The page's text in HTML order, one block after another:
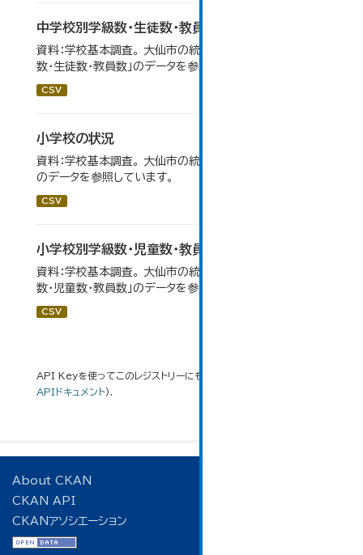
中学校別学級数・生徒数・教員数
資料：学校基本調査。 大仙市の統計「14-6 中学校別学級
数・生徒数・教員数」のデータを参照しています。
CSV
小学校の状況
資料：学校基本調査。 大仙市の統計「14-3 小学校の状況」
のデータを参照しています。
CSV
小学校別学級数・児童数・教員数
資料：学校基本調査。 大仙市の統計「14-4 小学校別学級
数・児童数・教員数」のデータを参照しています。
CSV
API Keyを使ってこのレジストリーにもアクセス可能です
APIドキュメント).
About CKAN
CKAN API
CKANアソシエーション